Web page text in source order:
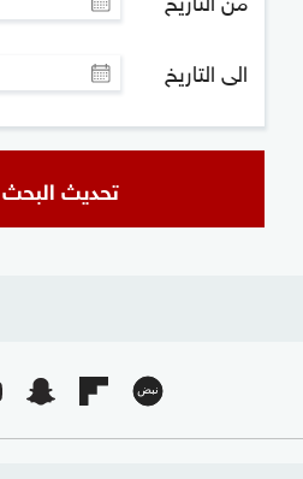
الى التاريخ
تحديث البحث